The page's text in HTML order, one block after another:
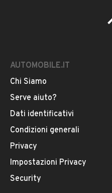
AUTOMOBILE.IT
Chi Siamo
Serve aiuto?
Dati identificativi
Condizioni generali
Privacy
Impostazioni Privacy
Security